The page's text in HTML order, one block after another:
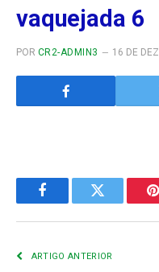
vaquejada 6
POR CR2-ADMIN3 16 DE
FacebookTwitter
ARTIGO ANTERIOR